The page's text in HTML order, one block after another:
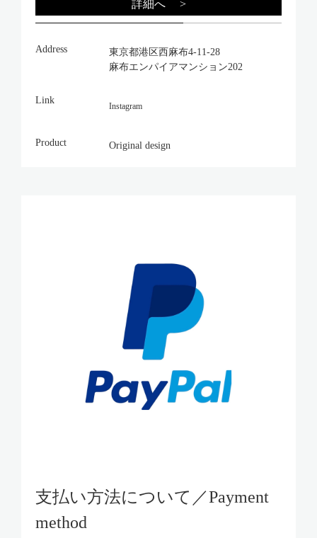
詳細へ >
Address
東京都港区西麻布4-11-28
麻布エンパイアマンション202
Link
Instagram
Product Original design
支払い方法について／Payment
method